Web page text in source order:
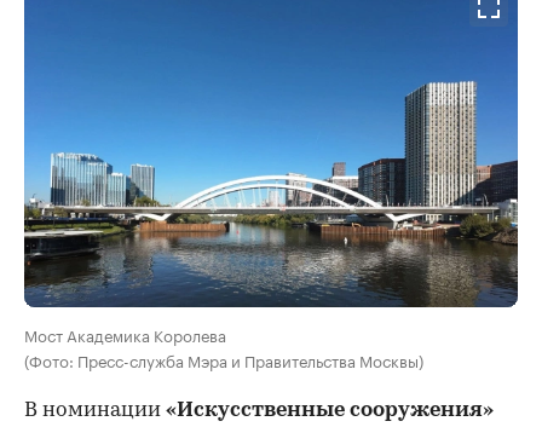
Мост Академика Королева
(Фото: Пресс-служба Мэра и Правительства Москвы)
В номинации «Искусственные сооружения»